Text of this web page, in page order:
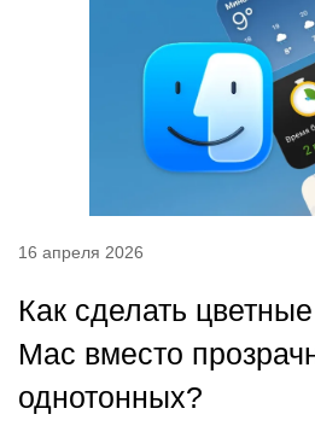
16 апреля 2026
Как сделать
Mac вместо
однотонных?